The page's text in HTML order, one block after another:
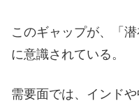
このギャップが、「
に意識されている。
需要面では、インド